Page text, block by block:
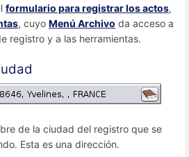
formulario para registrar los actos,
, cuyo Menú Archivo da acceso a
registro y a las herramientas.
de la ciudad del registro que se
Esta es una dirección.